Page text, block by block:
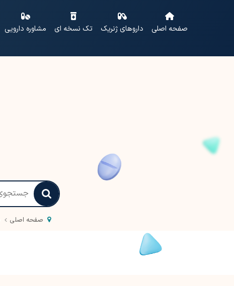
صفحه اصلی داروهای ژنریک تک نسخه ای مشاوره دارویی
صفحه اصلی